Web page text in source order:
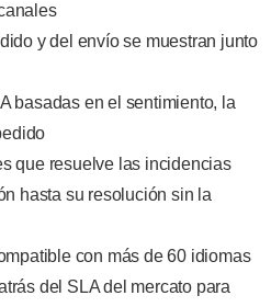
y del envío se muestran junto
basadas en el sentimiento, la
que resuelve las incidencias
hasta su resolución sin la
con más de 60 idiomas
del SLA del mercato para